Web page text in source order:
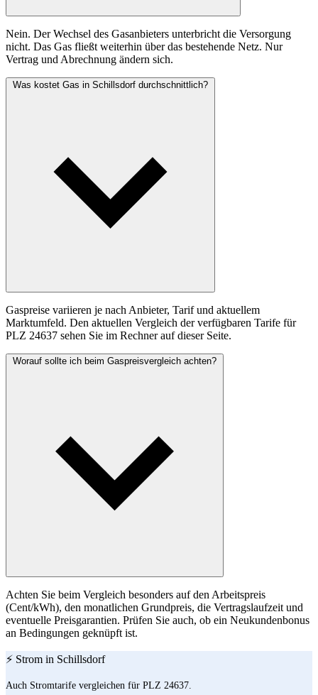
Nein. Der Wechsel des Gasanbieters unterbricht die Versorgung
nicht. Das Gas fließt weiterhin über das bestehende Netz. Nur
Vertrag und Abrechnung ändern sich.
Was kostet Gas in Schillsdorf durchschnittlich?
Gaspreise variieren je nach Anbieter, Tarif und aktuellem
Marktumfeld. Den aktuellen Vergleich der verfügbaren Tarife für
PLZ 24637 sehen Sie im Rechner auf dieser Seite.
Worauf sollte ich beim Gaspreisvergleich achten?
Achten Sie beim Vergleich besonders auf den Arbeitspreis
(Cent/kWh), den monatlichen Grundpreis, die Vertragslaufzeit und
eventuelle Preisgarantien. Prüfen Sie auch, ob ein Neukundenbonus
an Bedingungen geknüpft ist.
⚡ Strom in Schillsdorf
Auch Stromtarife vergleichen für PLZ 24637.